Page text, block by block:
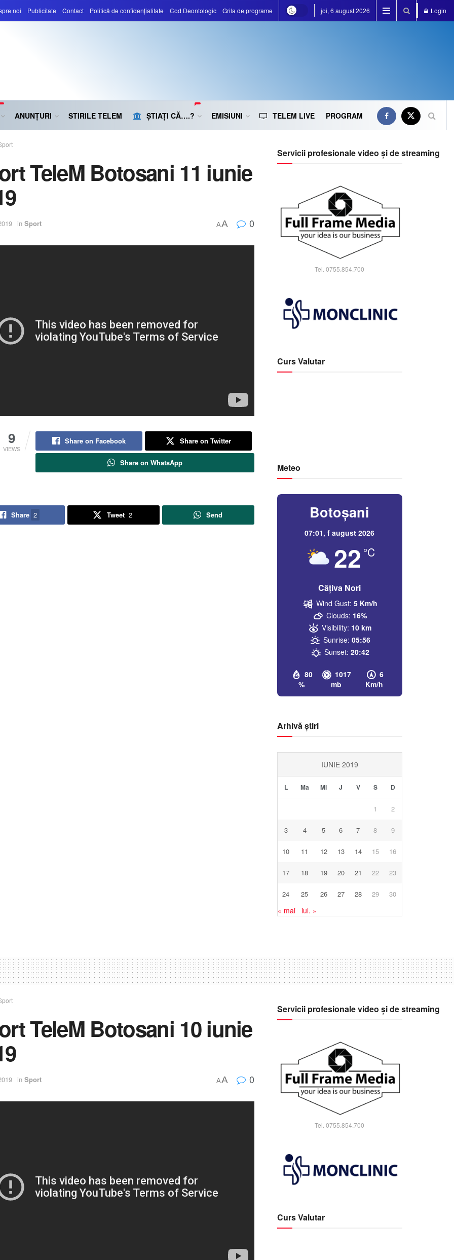
noi Publicitate Contact Politică de confidențialitate Cod Deontologic Grila de programe joi, 6 august 2026 Login
ANUNȚURI STIRILE TELEM ȘTIAȚI CĂ….? EMISIUNI TELEM LIVE PROGRAM
TeleM Botosani 11 iunie
in Sport AA 0
9
VIEWS
Share on Facebook Share on Twitter
Share on WhatsApp
Share 2 Tweet 2 Send
Servicii profesionale video și de streaming
Tel. 0755.854.700
Curs Valutar
Meteo
Botoșani
07:01,f august 2026
22 °C
Câțiva Nori
80
%
1017
mb
6
Km/h
Wind Gust: 5 Km/h
Clouds: 16%
Visibility: 10 km
Sunrise: 05:56
Sunset: 20:42
Arhivă știri
IUNIE 2019
L Ma Mi J V S D
1 2
3 4 5 6 7 8 9
10 11 12 13 14 15 16
17 18 19 20 21 22 23
24 25 26 27 28 29 30
« mai iul. »
TeleM Botosani 10 iunie
in Sport AA 0
Servicii profesionale video și de streaming
Tel. 0755.854.700
Curs Valutar